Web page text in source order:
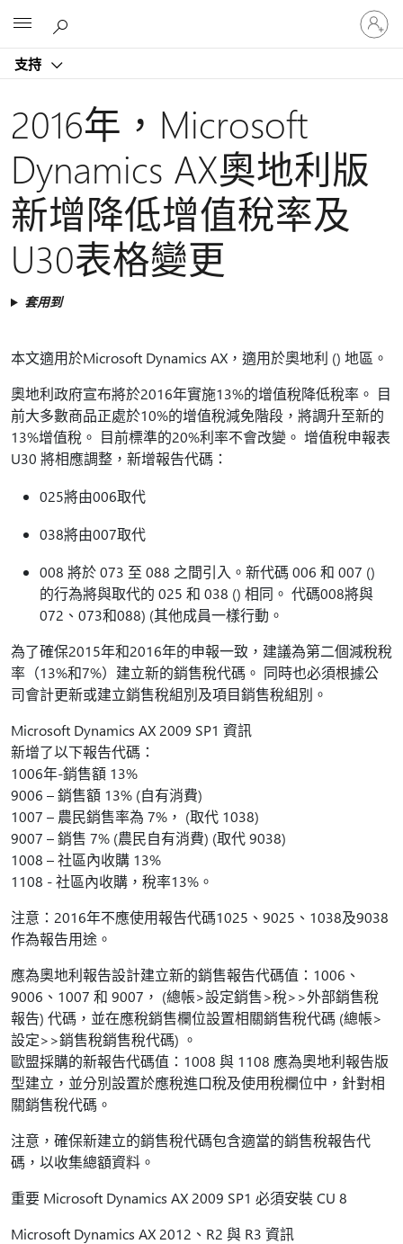
支持
登
入
您
2016年，Microsoft
Dynamics AX奧地利版
新增降低增值稅率及
U30表格變更
套用到
本文適用於Microsoft Dynamics AX，適用於奧地利 () 地區。
奧地利政府宣布將於2016年實施13%的增值稅降低稅率。 目
前大多數商品正處於10%的增值稅減免階段，將調升至新的
13%增值稅。 目前標準的20%利率不會改變。 增值稅申報表
U30 將相應調整，新增報告代碼：
025將由006取代
038將由007取代
008 將於 073 至 088 之間引入。新代碼 006 和 007 ()
的行為將與取代的 025 和 038 () 相同。 代碼008將與
072、073和088) (其他成員一樣行動。
為了確保2015年和2016年的申報一致，建議為第二個減稅稅
率（13%和7%）建立新的銷售稅代碼。 同時也必須根據公
司會計更新或建立銷售稅組別及項目銷售稅組別。
Microsoft Dynamics AX 2009 SP1 資訊
新增了以下報告代碼：
1006年-銷售額 13%
9006 – 銷售額 13% (自有消費)
1007 – 農民銷售率為 7%， (取代 1038)
9007 – 銷售 7% (農民自有消費) (取代 9038)
1008 – 社區內收購 13%
1108 - 社區內收購，稅率13%。
注意：2016年不應使用報告代碼1025、9025、1038及9038
作為報告用途。
應為奧地利報告設計建立新的銷售報告代碼值：1006、
9006、1007 和 9007， (總帳>設定銷售>稅>>外部銷售稅
報告) 代碼，並在應稅銷售欄位設置相關銷售稅代碼 (總帳>
設定>>銷售稅銷售稅代碼) 。
歐盟採購的新報告代碼值：1008 與 1108 應為奧地利報告版
型建立，並分別設置於應稅進口稅及使用稅欄位中，針對相
關銷售稅代碼。
注意，確保新建立的銷售稅代碼包含適當的銷售稅報告代
碼，以收集總額資料。
重要 Microsoft Dynamics AX 2009 SP1 必須安裝 CU 8
Microsoft Dynamics AX 2012、R2 與 R3 資訊